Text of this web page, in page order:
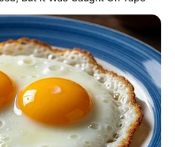
Look Like A Modern-Day